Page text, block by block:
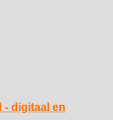
- digitaal en